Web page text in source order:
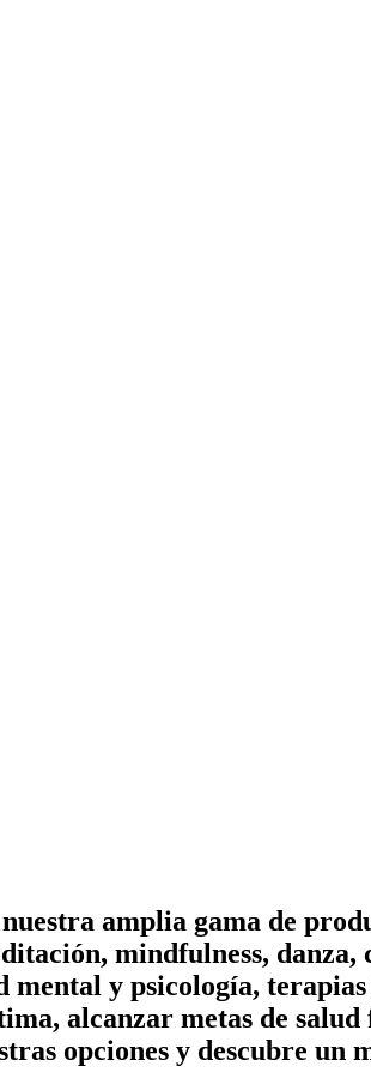
amplia gama de
mindfulness,
mental y psicología,
alcanzar metas de
opciones y descubre